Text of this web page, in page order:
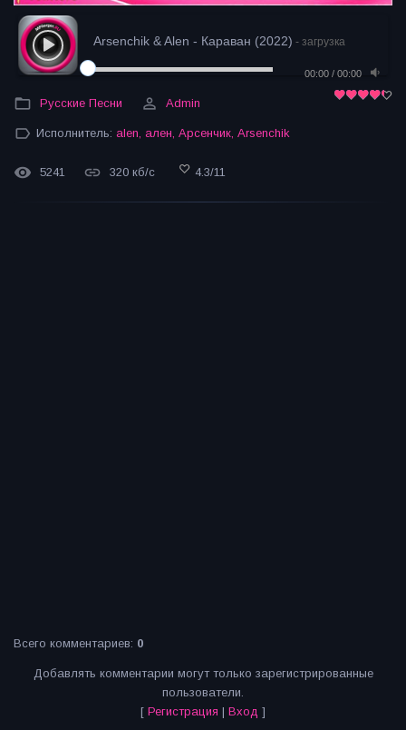
Arsenchik & Alen - Караван (2022) - загрузка
00:00 / 00:00
Русские Песни Admin
Исполнитель: alen ален Арсенчик Arsenchik
5241 320 кб/с 4.3/11
Всего комментариев: 0
Добавлять комментарии могут только зарегистрированные
пользователи.
[ Регистрация | Вход ]